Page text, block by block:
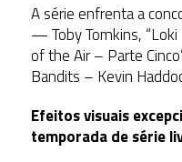
A série enfrenta a
— Toby Tomkins, “Loki
of the Air – Parte
Bandits – Kevin
Efeitos visuais
temporada de série